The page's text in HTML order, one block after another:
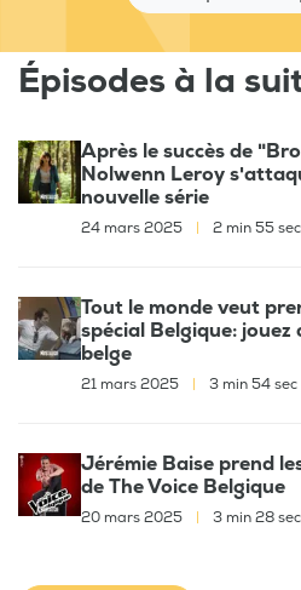
Épisodes à la
Après le succès de
Nolwenn Leroy
nouvelle série
24 mars 2025 2 min 55 sec
Tout le monde veut
spécial Belgique: jouez
belge
21 mars 2025 3 min 54 sec
Jérémie Baise prend
de The Voice Belgique
20 mars 2025 3 min 28 sec